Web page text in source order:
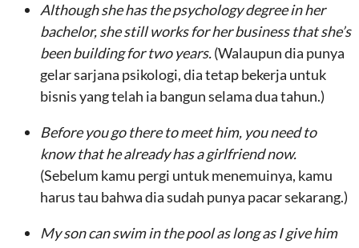
Although she has the psychology degree in her
bachelor, she still works for her business that she’s
been building for two years.(Walaupun dia punya
gelar sarjana psikologi, dia tetap bekerja untuk
bisnis yang telah ia bangun selama dua tahun.)
Before you go there to meet him, you need to
know that he already has a girlfriend now.
(Sebelum kamu pergi untuk menemuinya, kamu
harus tau bahwa dia sudah punya pacar sekarang.)
My son can swim in the pool as long as I give him